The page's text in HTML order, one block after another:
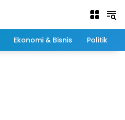
Ekonomi & Bisnis Politik